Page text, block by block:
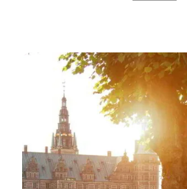
Læs mere